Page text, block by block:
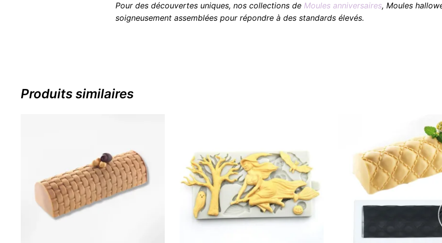
Pour des découvertes uniques, nos collections de Moules anniversaires, Moules
soigneusement assemblées pour répondre à des standards élevés.
Produits similaires